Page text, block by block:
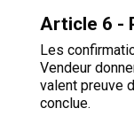
Article 6 -
Les
Vendeur
valent preuve
conclue.